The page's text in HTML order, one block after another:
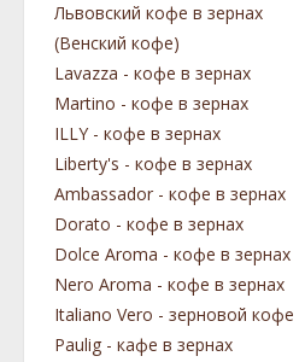
Львовский кофе в зернах
(Венский кофе)
Lavazza - кофе в зернах
Martino - кофе в зернах
ILLY - кофе в зернах
Liberty's - кофе в зернах
Ambassador - кофе в зернах
Dorato - кофе в зернах
Dolce Aroma - кофе в зернах
Nero Aroma - кофе в зернах
Italiano Vero - зерновой кофе
Paulig - кафе в зернах